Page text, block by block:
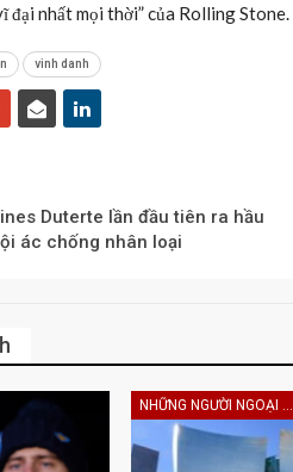
đại nhất mọi thời” của Rolling Stone.
vinh danh
Duterte lần đầu tiên ra hầu
ác chống nhân loại
NHỮNG NGƯỜI NGOẠI HẠNG